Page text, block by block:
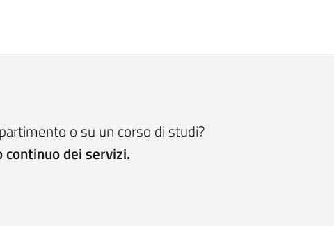
o su un corso di studi?
dei servizi.